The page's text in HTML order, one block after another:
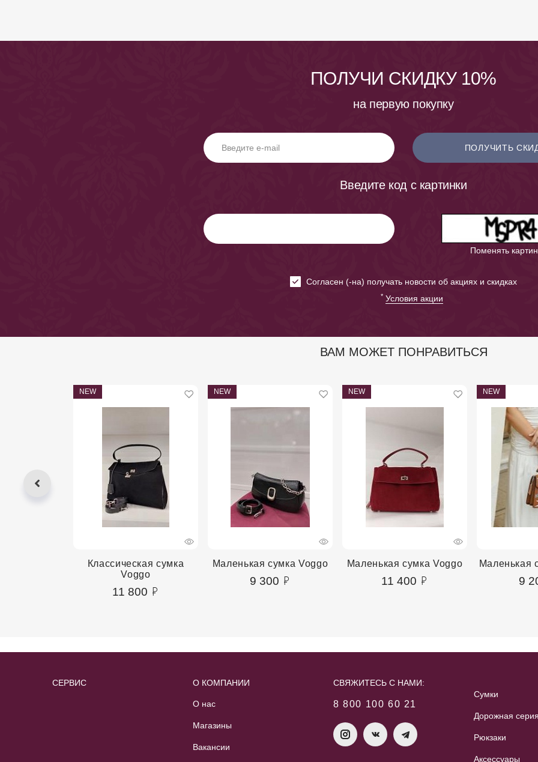
ПОЛУЧИ СКИДКУ 10%
на первую покупку
ПОЛУЧИТЬ
Введите код с картинки
Поменять
Cогласен (-на) получать новости об акциях и скидках
* Условия акции
ВАМ МОЖЕТ ПОНРАВИТЬСЯ
NEW
Классическая сумка
Voggo
11 800
NEW
Маленькая сумка Voggo
9 300
NEW
Маленькая сумка Voggo
11 400
NEW
Маленькая
9
СЕРВИС О КОМПАНИИ
О нас
Магазины
Вакансии
СВЯЖИТЕСЬ С НАМИ:
8 800 100 60 21
Сумки
Дорожная
Рюкзаки
Аксессуары